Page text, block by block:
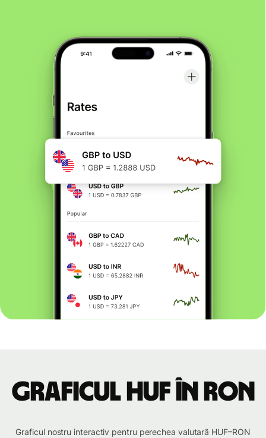
Graficul HUF în RON
Graficul nostru interactiv pentru perechea valutară HUF–RON